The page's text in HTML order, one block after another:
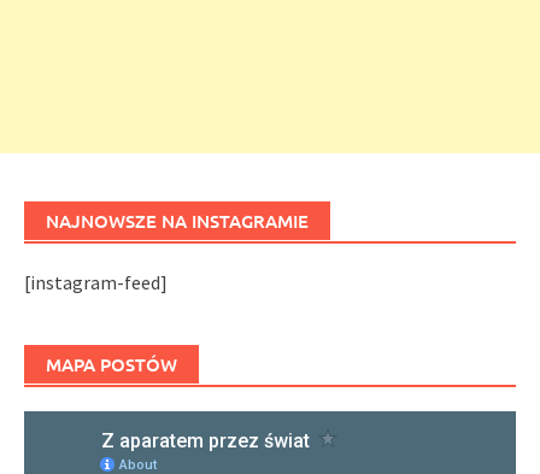
NAJNOWSZE NA INSTAGRAMIE
[instagram-feed]
MAPA POSTÓW